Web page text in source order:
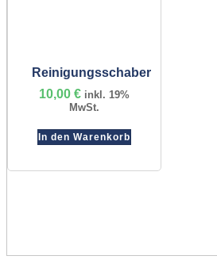
Reinigungsschaber
10,00€ inkl. 19%
MwSt.
In den Warenkorb